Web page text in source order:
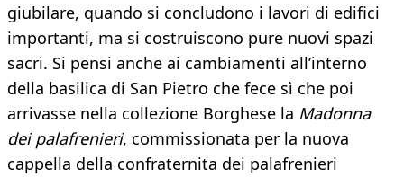
giubilare, quando si concludono i lavori di edifici
importanti, ma si costruiscono pure nuovi spazi
sacri. Si pensi anche ai cambiamenti all’interno
della basilica di San Pietro che fece sì che poi
arrivasse nella collezione Borghese la Madonna
dei palafrenieri, commissionata per la nuova
cappella della confraternita dei palafrenieri